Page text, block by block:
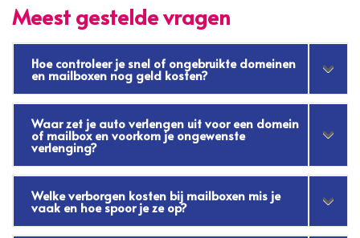
Meest gestelde vragen
Hoe controleer je snel of ongebruikte domeinen
en mailboxen nog geld kosten?
Waar zet je auto verlengen uit voor een domein
of mailbox en voorkom je ongewenste
verlenging?
Welke verborgen kosten bij mailboxen mis je
vaak en hoe spoor je ze op?